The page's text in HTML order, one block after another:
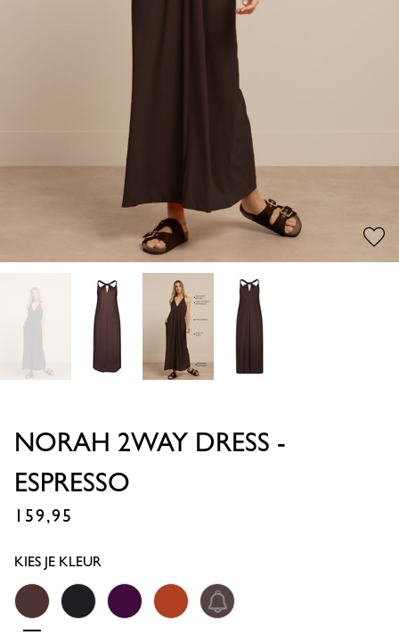
NORAH 2WAY DRESS -
ESPRESSO
159,95
KIES JE KLEUR